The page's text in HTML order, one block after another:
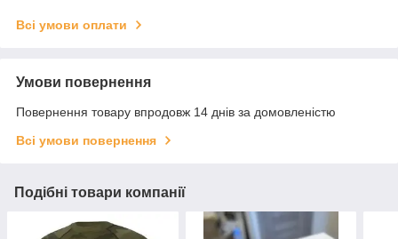
Всі умови оплати
Умови повернення
Повернення товару впродовж 14 днів за домовленістю
Всі умови повернення
Подібні товари компанії